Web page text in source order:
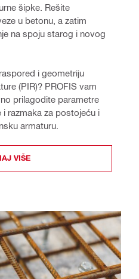
šipke. Rešite
u betonu, a zatim
na spoju starog i novog
i geometriju
(PIR)? PROFIS vam
prilagodite parametre
i razmaka za postojeću i
armaturu.
VIŠE